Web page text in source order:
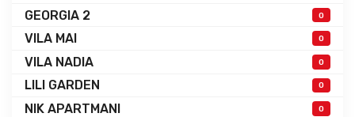
GEORGIA 2 0
VILA MAI 0
VILA NADIA 0
LILI GARDEN 0
NIK APARTMANI 0